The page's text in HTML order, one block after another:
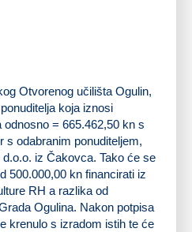
Otvorenog učilišta Ogulin,
koja iznosi
= 665.462,50 kn s
s odabranim ponuditeljem,
d.o.o. iz Čakovca. Tako će se
500.000,00 kn financirati iz
RH a razlika od
Ogulina. Nakon potpisa
krenulo s izradom istih te će